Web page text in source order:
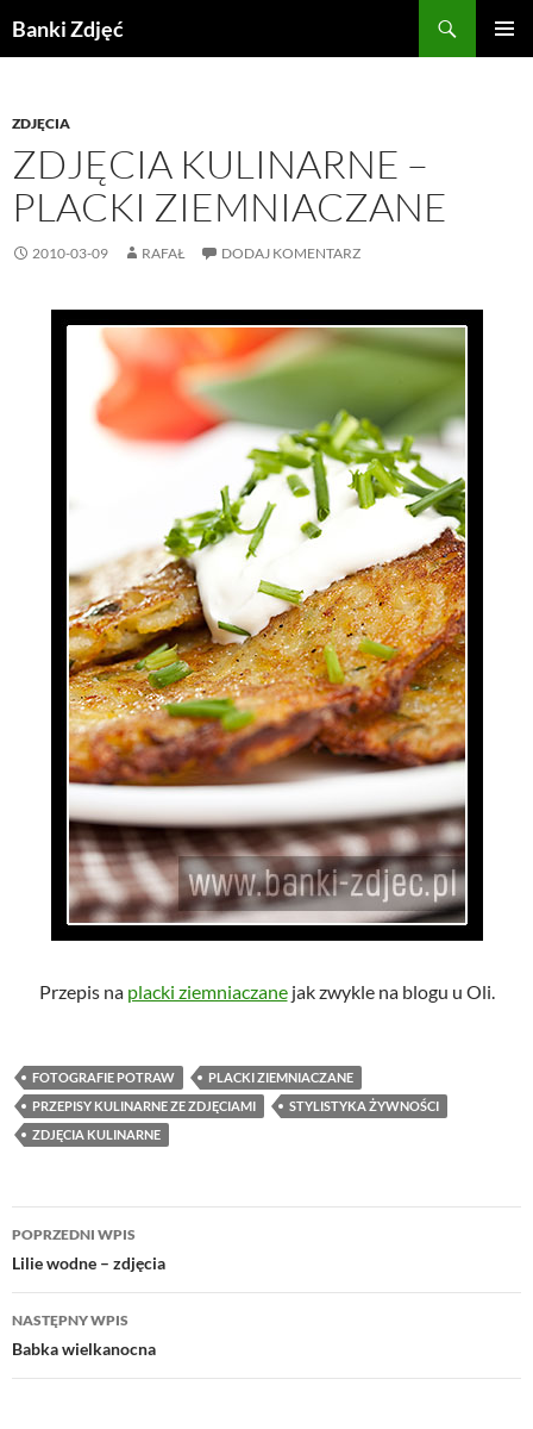
doBanki Zdjęć
ZDJĘCIA
ZDJĘCIA KULINARNE –
PLACKI ZIEMNIACZANE
2010-03-09 RAFAŁ DODAJ KOMENTARZ
Przepis na placki ziemniaczanejak zwykle na blogu u Oli.
FOTOGRAFIE POTRAW
PLACKI ZIEMNIACZANE
PRZEPISY KULINARNE ZE ZDJĘCIAMI
STYLISTYKA ŻYWNOŚCI
ZDJĘCIA KULINARNE
Nawigacja
wpisu
POPRZEDNI WPIS
Lilie wodne – zdjęcia
NASTĘPNY WPIS
Babka wielkanocna